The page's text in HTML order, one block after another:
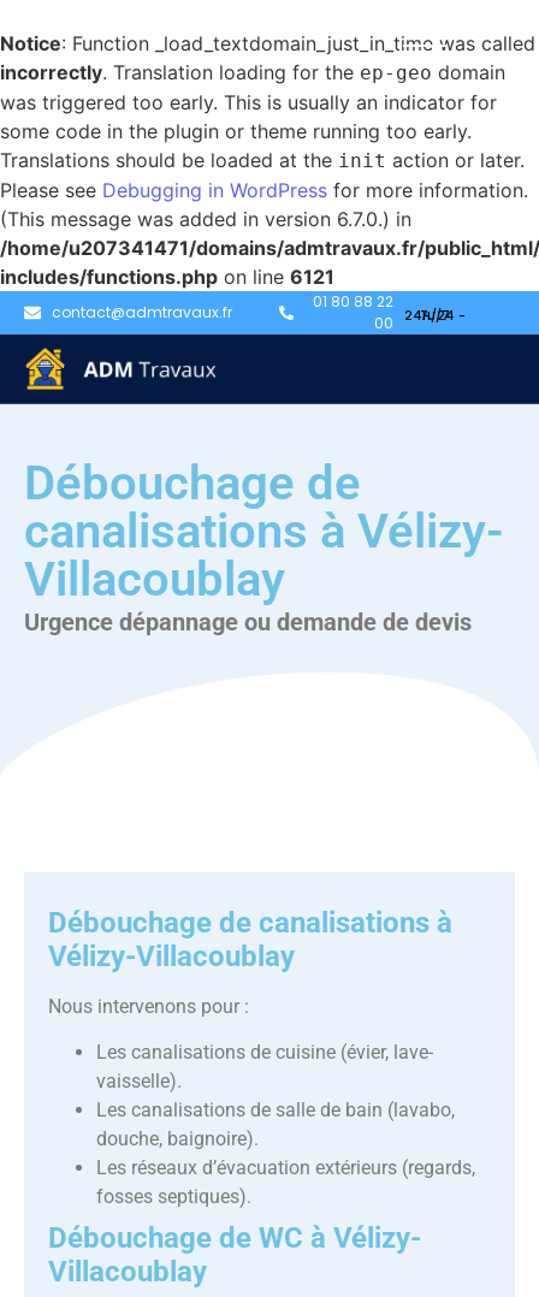
Notice: Function _load_textdomain_just_in_time was called
incorrectly. Translation loading for the ep-geo domain
was triggered too early. This is usually an indicator for
some code in the plugin or theme running too early.
Translations should be loaded at the init action or later.
Please see Debugging in WordPress for more information.
(This message was added in version 6.7.0.) in
/home/u207341471/domains/admtravaux.fr/
includes/functions.php on line 6121
contact@admtravaux.fr
01 80 88 22
00
Débouchage de
canalisations à Vélizy-
Villacoublay
Urgence dépannage ou demande de devis
Débouchage de canalisations à
Vélizy-Villacoublay
Nous intervenons pour :
Les canalisations de cuisine (évier, lave-
vaisselle).
Les canalisations de salle de bain (lavabo,
douche, baignoire).
Les réseaux d’évacuation extérieurs (regards,
fosses septiques).
Débouchage de WC à Vélizy-
Villacoublay